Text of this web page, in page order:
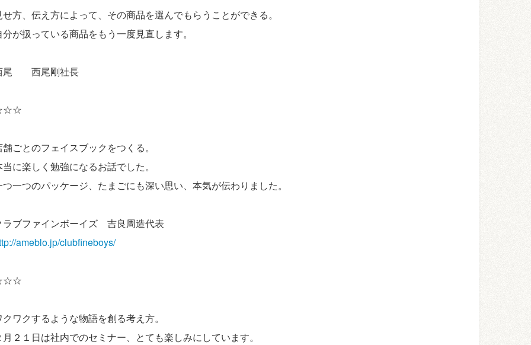
せ方、伝え方によって、その商品を選んでもらうことができる。
分が扱っている商品をもう一度見直します。
尾 西尾剛社長
舗ごとのフェイスブックをつくる。
当に楽しく勉強になるお話でした。
つ一つのパッケージ、たまごにも深い思い、本気が伝わりました。
ラブファインボーイズ 吉良周造代表
ameblo.jp/clubfineboys/
クワクするような物語を創る考え方。
月２１日は社内でのセミナー、とても楽しみにしています。